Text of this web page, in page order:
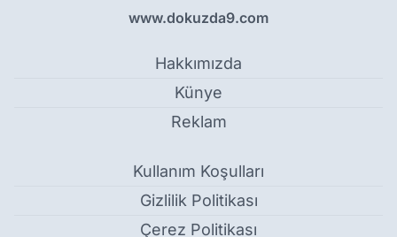
www.dokuzda9.com
Hakkımızda
Künye
Reklam
Kullanım Koşulları
Gizlilik Politikası
Çerez Politikası